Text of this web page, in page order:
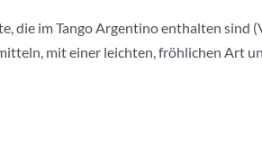
die im Tango Argentino enthalten sind
mit einer leichten, fröhlichen Art